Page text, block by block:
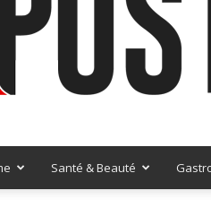
Santé & Beauté